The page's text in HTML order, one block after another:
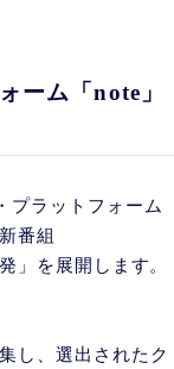
ーム「note」
プラットフォーム
番組
」を展開します。
し、選出されたク